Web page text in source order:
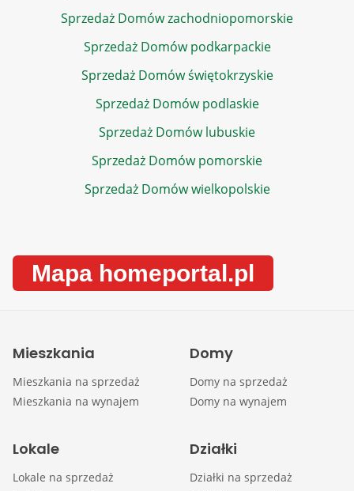
Sprzedaż Domów zachodniopomorskie
Sprzedaż Domów podkarpackie
Sprzedaż Domów świętokrzyskie
Sprzedaż Domów podlaskie
Sprzedaż Domów lubuskie
Sprzedaż Domów pomorskie
Sprzedaż Domów wielkopolskie
Mapa homeportal.pl
Mieszkania
Mieszkania na sprzedaż
Mieszkania na wynajem
Domy
Domy na sprzedaż
Domy na wynajem
Lokale
Lokale na sprzedaż
Działki
Działki na sprzedaż